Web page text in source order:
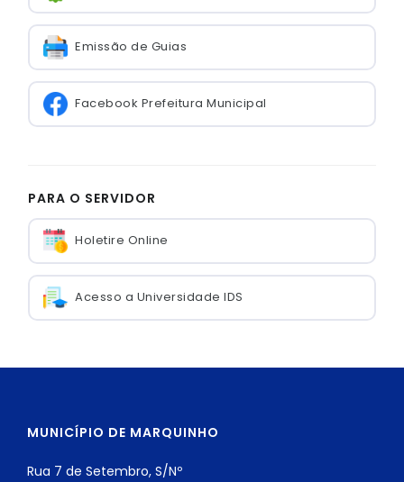
Emissão de Guias
Facebook Prefeitura Municipal
PARA O SERVIDOR
Holetire Online
Acesso a Universidade IDS
MUNICÍPIO DE MARQUINHO
Rua 7 de Setembro, S/Nº